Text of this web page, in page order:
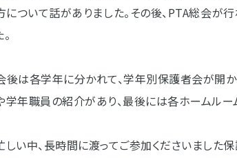
について話がありました。その後、PTA総会が
後は各学年に分かれて、学年別保護者会が開
学年職員の紹介があり、最後には各ホームルー
しい中、長時間に渡ってご参加くださいました